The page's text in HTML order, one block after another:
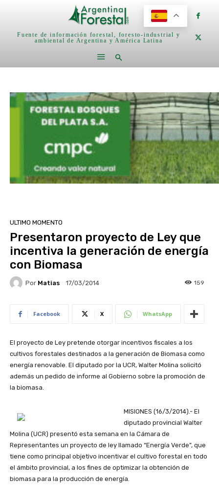
Fuente de información forestal, foresto-industrial y
ambiental de Argentina y América Latina
ULTIMO MOMENTO
Presentaron proyecto de Ley que
incentiva la generación de energía
con Biomasa
Por Matias 17/03/2014 159
Facebook X WhatsApp
El proyecto de Ley pretende otorgar incentivos fiscales a los
cultivos forestales destinados a la generación de Biomasa como
energía renovable. El diputado por la UCR, Walter Molina solicitó
además un pedido de informe al Gobierno sobre la promoción de
la biomasa.
MISIONES (16/3/2014).- El
diputado provincial Walter
Molina (UCR) presentó esta semana en la Cámara de
Representantes un proyecto de ley llamado “Energía Verde”, que
tiene como principal objetivo incentivar el cultivo forestal en todo
el ámbito provincial, a los fines de optimizar la obtención de
biomasa para la producción de energía.